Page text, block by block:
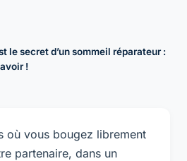
le secret d’un sommeil réparateur :
!
où vous bougez librement
partenaire, dans un